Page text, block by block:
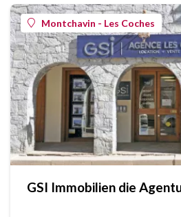
Montchavin - Les Coches
GSI Immobilien die